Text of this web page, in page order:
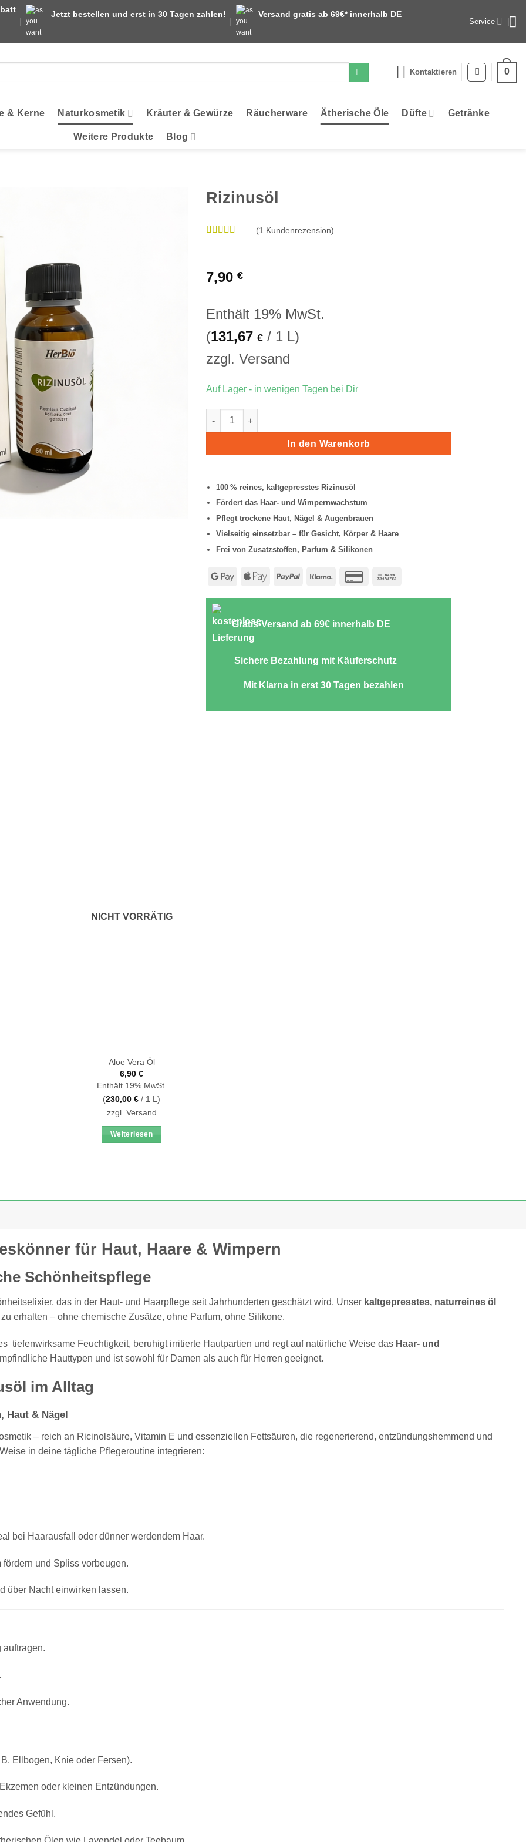
Jetzt bestellen und erst in 30 Tagen zahlen! Versand gratis ab 69€* innerhalb DE
Service
Kontaktieren 0
& Kerne Naturkosmetik Kräuter & Gewürze Räucherware Ätherische Öle Düfte Getränke
Weitere Produkte Blog
Rizinusöl
auf
Kundenbewertung
(1 Kundenrezension)
7,90 €
Enthält 19% MwSt.
(131,67 € / 1 L)
zzgl. Versand
Auf Lager - in wenigen Tagen bei Dir
Rizinusöl Menge
In den Warenkorb
100 % reines, kaltgepresstes Rizinusöl
Fördert das Haar- und Wimpernwachstum
Pflegt trockene Haut, Nägel & Augenbrauen
Vielseitig einsetzbar – für Gesicht, Körper & Haare
Frei von Zusatzstoffen, Parfum & Silikonen
Google Apple
PayPal Klarna
Credit
Gratis-Versand ab 69€ innerhalb DE
Sichere Bezahlung mit Käuferschutz
Mit Klarna in erst 30 Tagen bezahlen
NICHT VORRÄTIG
Aloe Vera Öl
6,90 €
Enthält 19% MwSt.
(230,00 € / 1 L)
zzgl. Versand
Weiterlesen
für Haut, Haare & Wimpern
Schönheitspflege
das in der Haut- und Haarpflege seit Jahrhunderten geschätzt wird. Unser kaltgepresstes, naturreines öl
erhalten – ohne chemische Zusätze, ohne Parfum, ohne Silikone.
tiefenwirksame Feuchtigkeit, beruhigt irritierte Hautpartien und regt auf natürliche Weise das Haar- und
Hauttypen und ist sowohl für Damen als auch für Herren geeignet.
im Alltag
Haut & Nägel
– reich an Ricinolsäure, Vitamin E und essenziellen Fettsäuren, die regenerierend, entzündungshemmend und
in deine tägliche Pflegeroutine integrieren:
bei Haarausfall oder dünner werdendem Haar.
und Spliss vorbeugen.
über Nacht einwirken lassen.
auftragen.
Anwendung.
Ellbogen, Knie oder Fersen).
oder kleinen Entzündungen.
Gefühl.